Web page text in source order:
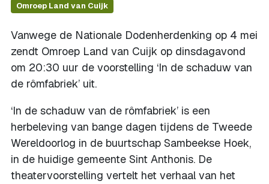
Omroep Land van Cuijk
Vanwege de Nationale Dodenherdenking op 4 mei
zendt Omroep Land van Cuijk op dinsdagavond
om 20:30 uur de voorstelling ‘In de schaduw van
de rômfabriek’ uit.
‘In de schaduw van de rômfabriek’ is een
herbeleving van bange dagen tijdens de Tweede
Wereldoorlog in de buurtschap Sambeekse Hoek,
in de huidige gemeente Sint Anthonis. De
theatervoorstelling vertelt het verhaal van het